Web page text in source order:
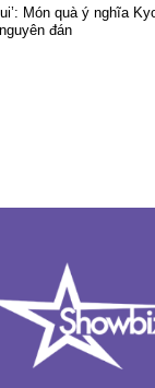
Món quà ý nghĩa
đán